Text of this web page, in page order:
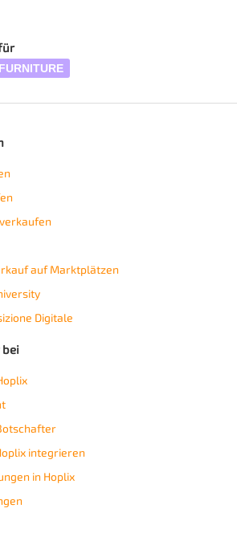
auf Marktplätzen
Digitale
bei
integrieren
in Hoplix